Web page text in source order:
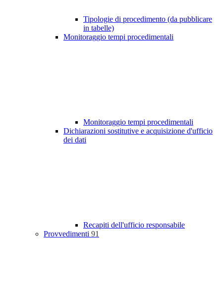
Tipologie di procedimento (da pubblicare
in tabelle)
Monitoraggio tempi procedimentali
Monitoraggio tempi procedimentali
Dichiarazioni sostitutive e acquisizione d'ufficio
dei dati
Recapiti dell'ufficio responsabile
Provvedimenti 91